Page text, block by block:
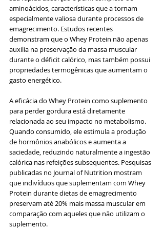
aminoácidos, características que a tornam
especialmente valiosa durante processos de
emagrecimento. Estudos recentes
demonstram que o Whey Protein não apenas
auxilia na preservação da massa muscular
durante o déficit calórico, mas também possui
propriedades termogênicas que aumentam o
gasto energético.
A eficácia do Whey Protein como suplemento
para perder gordura está diretamente
relacionada ao seu impacto no metabolismo.
Quando consumido, ele estimula a produção
de hormônios anabólicos e aumenta a
saciedade, reduzindo naturalmente a ingestão
calórica nas refeições subsequentes. Pesquisas
publicadas no Journal of Nutrition mostram
que indivíduos que suplementam com Whey
Protein durante dietas de emagrecimento
preservam até 20% mais massa muscular em
comparação com aqueles que não utilizam o
suplemento.